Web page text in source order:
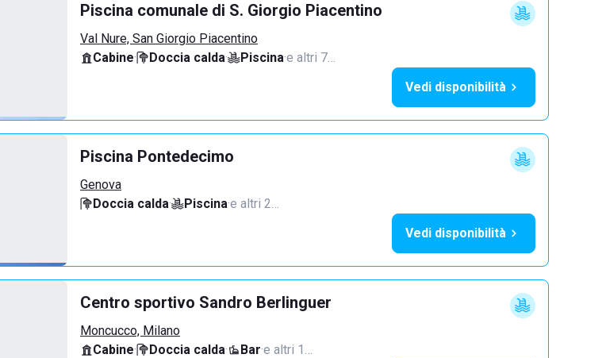
Piscina comunale di S. Giorgio Piacentino
Val Nure, San Giorgio Piacentino
Cabine· Doccia calda· Piscina·e altri 7…
Vedi disponibilità
Piscina Pontedecimo
Genova
Doccia calda· Piscina·e altri 2…
Vedi disponibilità
Centro sportivo Sandro Berlinguer
Moncucco, Milano
Cabine· Doccia calda· Bar·e altri 1…